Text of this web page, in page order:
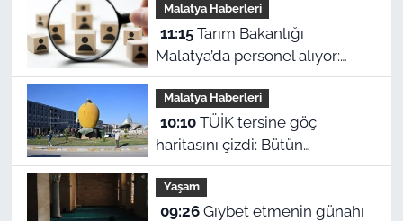
Malatya Haberleri
11:15Tarım Bakanlığı
Malatya’da personel alıyor:
Başvurularda son gün bugün!
Malatya Haberleri
10:10TÜİK tersine göç
haritasını çizdi: Bütün
Malatyalılar kütüğüne dönse
Doğu’nun megakenti oluyor!
Yaşam
09:26Gıybet etmenin günahı